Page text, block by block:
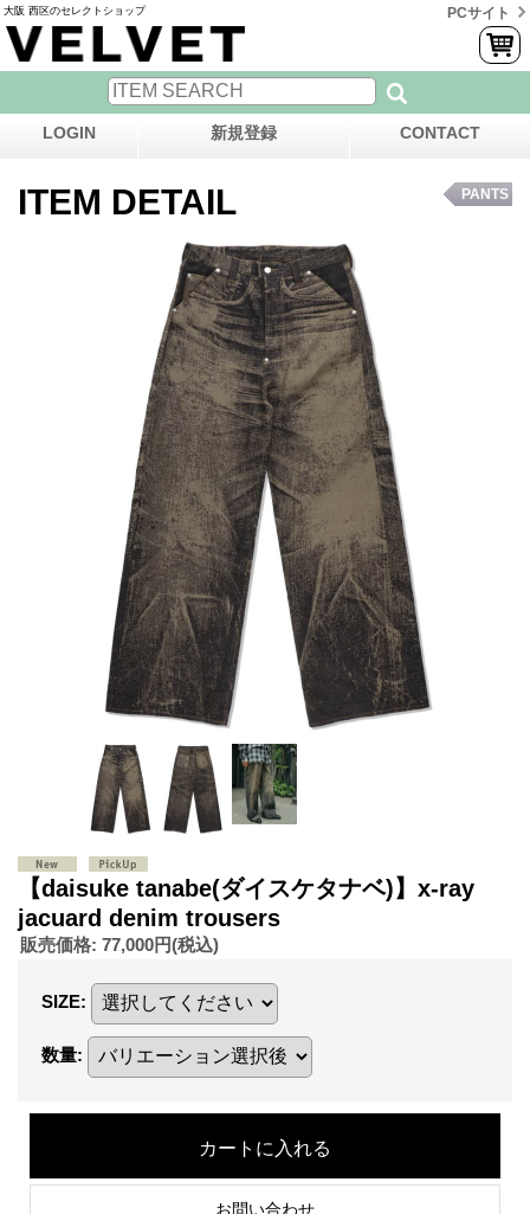
大阪 西区のセレクトショップ PCサイト
LOGIN 新規登録 CONTACT
ITEM DETAIL PANTS
【daisuke tanabe(ダイスケタナベ)】x-ray
jacuard denim trousers
販売価格: 77,000円(税込)
SIZE:
数量: